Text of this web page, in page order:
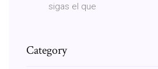
sigas el que
Category